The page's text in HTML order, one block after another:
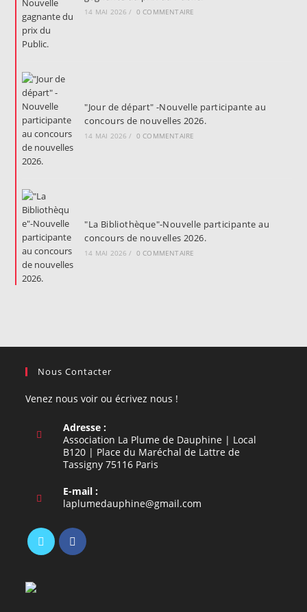
14 MAI 2026 / 0 COMMENTAIRE
"Jour de départ" -Nouvelle participante au
concours de nouvelles 2026.
14 MAI 2026 / 0 COMMENTAIRE
"La Bibliothèque"-Nouvelle participante au
concours de nouvelles 2026.
14 MAI 2026 / 0 COMMENTAIRE
Nous Contacter
Venez nous voir ou écrivez nous !
Adresse :
Association La Plume de Dauphine | Local
B120 | Place du Maréchal de Lattre de
Tassigny 75116 Paris
E-mail :
laplumedauphine@gmail.com
dans
un